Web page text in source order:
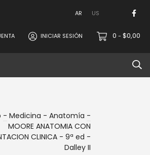
AR US
INICIAR SESIÓN 0 - $0,00
- Medicina - Anatomía -
MOORE ANATOMIA CON
CLINICA - 9ª ed -
Dalley II